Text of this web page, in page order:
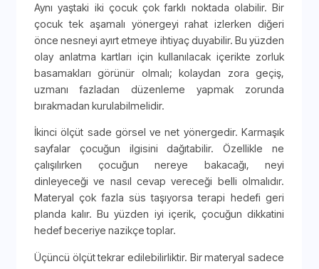
Aynı yaştaki iki çocuk çok farklı noktada olabilir. Bir
çocuk tek aşamalı yönergeyi rahat izlerken diğeri
önce nesneyi ayırt etmeye ihtiyaç duyabilir. Bu yüzden
olay anlatma kartları için kullanılacak içerikte zorluk
basamakları görünür olmalı; kolaydan zora geçiş,
uzmanı fazladan düzenleme yapmak zorunda
bırakmadan kurulabilmelidir.
İkinci ölçüt sade görsel ve net yönergedir. Karmaşık
sayfalar çocuğun ilgisini dağıtabilir. Özellikle ne
çalışılırken çocuğun nereye bakacağı, neyi
dinleyeceği ve nasıl cevap vereceği belli olmalıdır.
Materyal çok fazla süs taşıyorsa terapi hedefi geri
planda kalır. Bu yüzden iyi içerik, çocuğun dikkatini
hedef beceriye nazikçe toplar.
Üçüncü ölçüt tekrar edilebilirliktir. Bir materyal sadece